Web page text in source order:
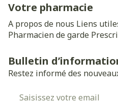
Votre pharmacie
A propos de nous Liens
Pharmacien de garde
Bulletin
Restez informé des